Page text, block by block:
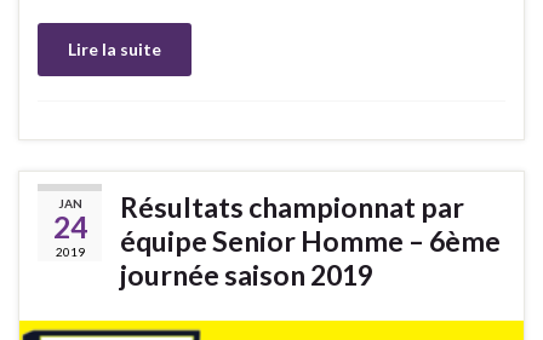
Lire la suite
JAN
24
2019
Résultats championnat par
équipe Senior Homme – 6ème
journée saison 2019